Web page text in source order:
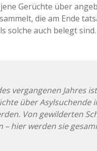
Gerüchte über
die am Ende
solche auch belegt
vergangenen Jahres
über Asylsuchende
Von gewilderten
– hier werden sie